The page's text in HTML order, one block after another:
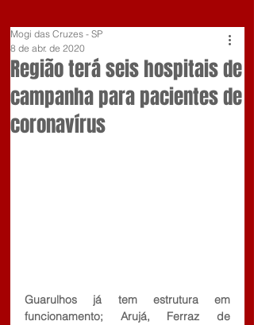
Região terá seis hospitais de
campanha para pacientes de
coronavírus
Mogi das Cruzes - SP
8 de abr. de 2020
Guarulhos já tem estrutura em
funcionamento; Arujá, Ferraz de